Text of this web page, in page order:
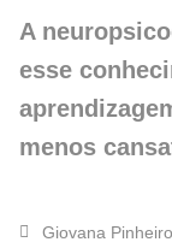
A
esse
menos
Giovana Pinheiro